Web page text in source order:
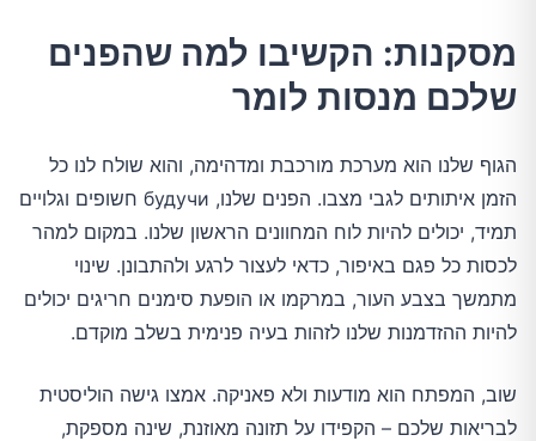
מסקנות: הקשיבו למה שהפנים
שלכם מנסות לומר
הגוף שלנו הוא מערכת מורכבת ומדהימה, והוא שולח לנו כל
הזמן איתותים לגבי מצבו. הפנים שלנו, будучи חשופים וגלויים
תמיד, יכולים להיות לוח המחוונים הראשון שלנו. במקום למהר
לכסות כל פגם באיפור, כדאי לעצור לרגע ולהתבונן. שינוי
מתמשך בצבע העור, במרקמו או הופעת סימנים חריגים יכולים
להיות ההזדמנות שלנו לזהות בעיה פנימית בשלב מוקדם.
שוב, המפתח הוא מודעות ולא פאניקה. אמצו גישה הוליסטית
לבריאות שלכם – הקפידו על תזונה מאוזנת, שינה מספקת,